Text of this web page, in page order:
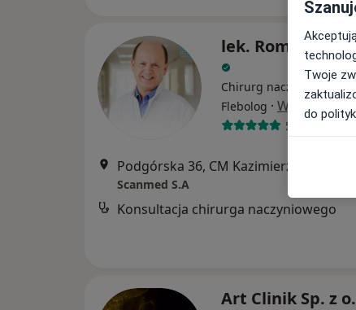
lek. Roman
Chirurg naczyniowy,
Flebolog · Więcej
573 opinie
Scanmed S.A
Konsultacja chirurga naczyniowego
Art Clinik Sp. z
Twoje
do